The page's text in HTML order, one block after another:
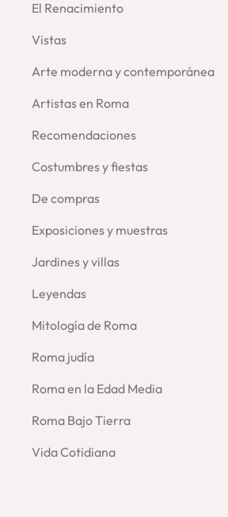
El Renacimiento
Vistas
Arte moderna y contemporánea
Artistas en Roma
Recomendaciones
Costumbres y fiestas
De compras
Exposiciones y muestras
Jardines y villas
Leyendas
Mitología de Roma
Roma judía
Roma en la Edad Media
Roma Bajo Tierra
Vida Cotidiana